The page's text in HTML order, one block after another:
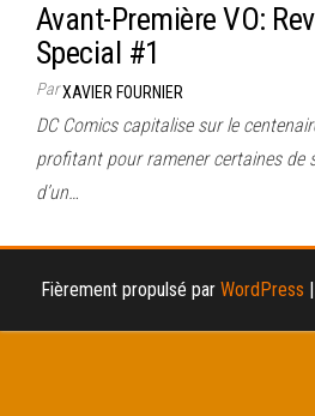
Avant-Première VO:
Special #1
ParXAVIER FOURNIER
DC Comics capitalise sur le
profitant pour ramener certaines de
d’un…
Fièrement propulsé par WordPress